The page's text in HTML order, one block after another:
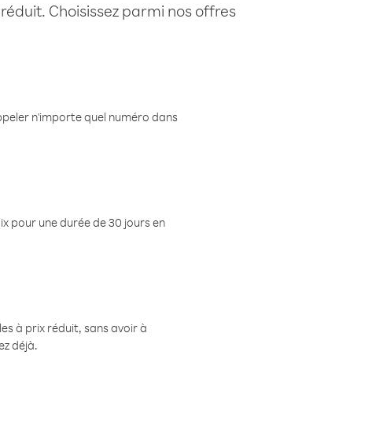
Choisissez parmi nos offres
n'importe quel numéro dans
pour une durée de 30 jours en
à prix réduit, sans avoir à
déjà.